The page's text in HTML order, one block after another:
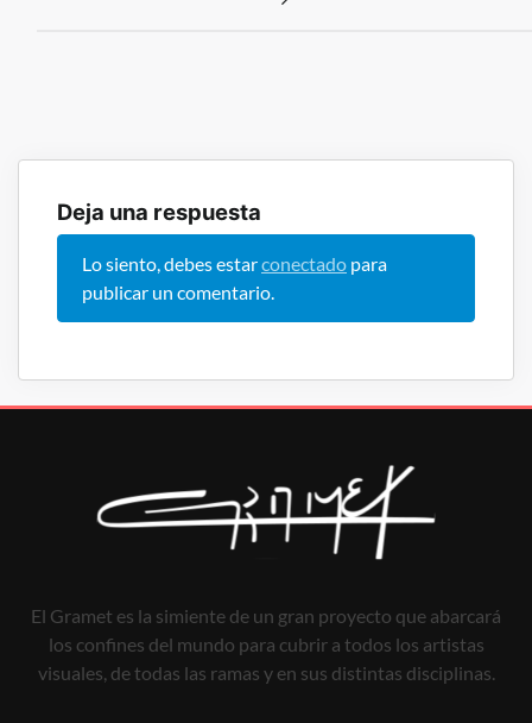
Deja una respuesta
Lo siento, debes estarconectado para
publicar un comentario.
El Gramet es la simiente de un gran proyecto que abarcará
los confines del mundo para cubrir a todos los artistas
visuales, de todas las ramas y en sus distintas disciplinas.